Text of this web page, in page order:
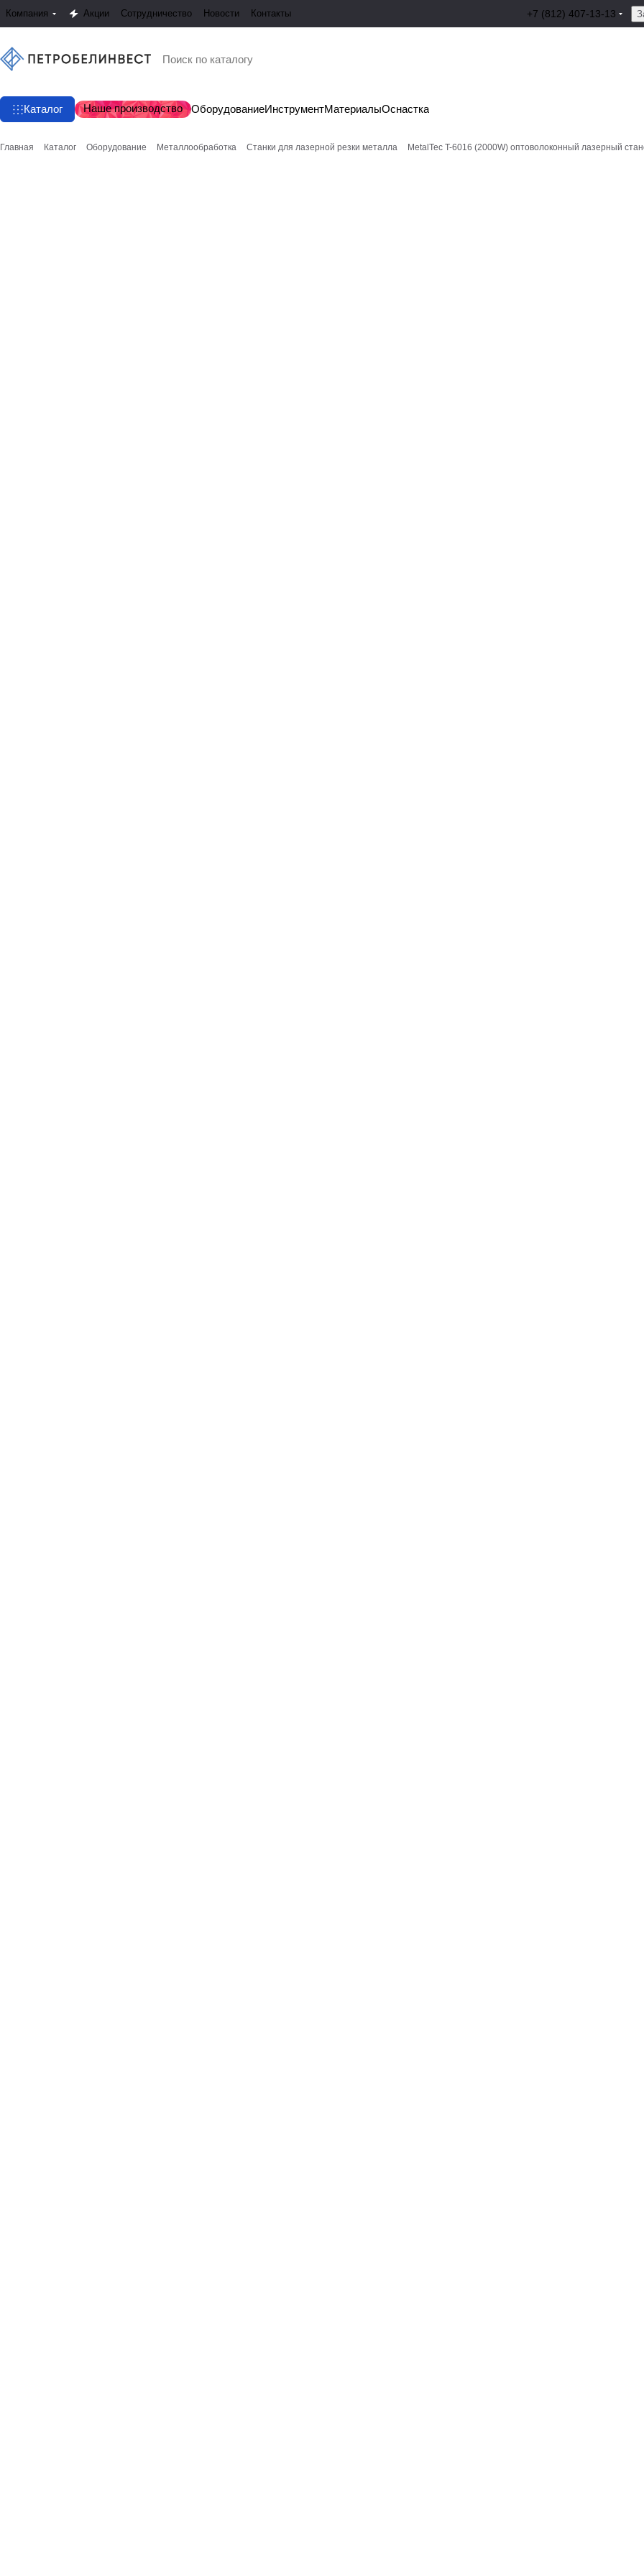
Компания Акции Сотрудничество Новости Контакты +7 (812) 407-13-13
Каталог Наше производство ОборудованиеИнструментМатериалыОснастка
Главная Каталог Оборудование Металлообработка Станки для лазерной резки металла MetalTec T-6016 (2000W) оптоволоконный лазерный